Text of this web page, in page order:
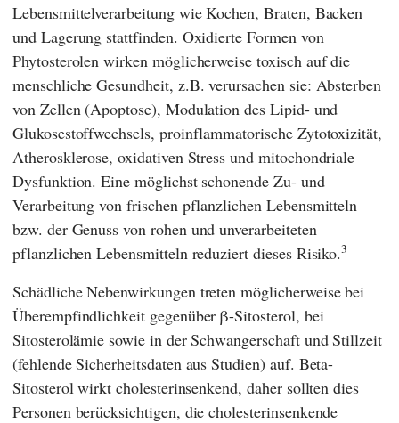
Lebensmittelverarbeitung wie Kochen, Braten, Backen
und Lagerung stattfinden. Oxidierte Formen von
Phytosterolen wirken möglicherweise toxisch auf die
menschliche Gesundheit, z.B. verursachen sie: Absterben
von Zellen (Apoptose), Modulation des Lipid- und
Glukosestoffwechsels, proinflammatorische Zytotoxizität,
Atherosklerose, oxidativen Stress und mitochondriale
Dysfunktion. Eine möglichst schonende Zu- und
Verarbeitung von frischen pflanzlichen Lebensmitteln
bzw. der Genuss von rohen und unverarbeiteten
pflanzlichen Lebensmitteln reduziert dieses Risiko.3
Schädliche Nebenwirkungen treten möglicherweise bei
Überempfindlichkeit gegenüber β-Sitosterol, bei
Sitosterolämie sowie in der Schwangerschaft und Stillzeit
(fehlende Sicherheitsdaten aus Studien) auf. Beta-
Sitosterol wirkt cholesterinsenkend, daher sollten dies
Personen berücksichtigen, die cholesterinsenkende